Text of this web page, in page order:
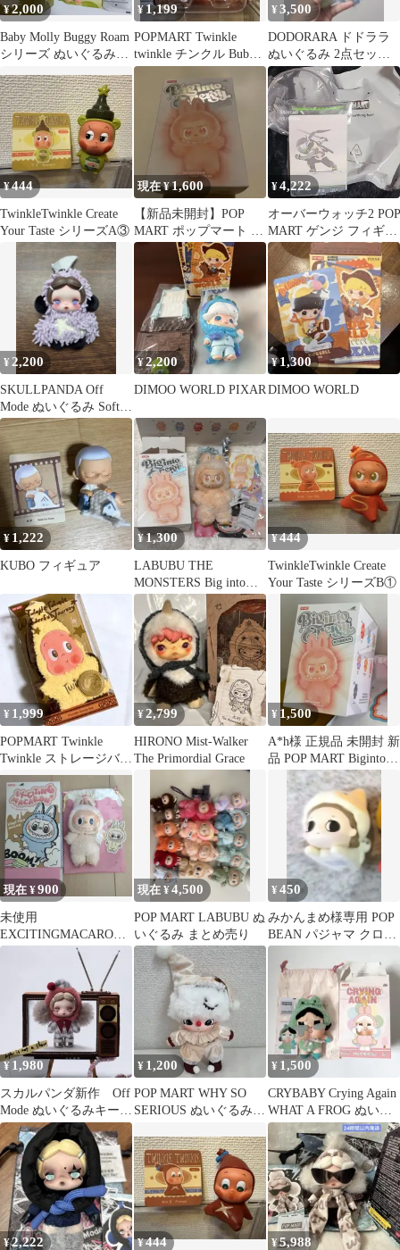
¥2,000
Baby Molly Buggy Roam
シリーズ ぬいぐるみペ
¥1,199
POPMART Twinkle
twinkle チンクル Bubble
Tea
¥3,500
DODORARA ドドララ
ぬいぐるみ 2点セット
緑 水色
¥444
TwinkleTwinkle Create
Your Taste シリーズA③
現在 ¥1,600
【新品未開封】POP
MART ポップマート エ
ナジー ラブブ
¥4,222
オーバーウォッチ2 POP
MART ゲンジ フィギュ
ア
¥ 2,200
SKULLPANDA Off
Mode ぬいぐるみ Soft
Chaos
¥2,200
DIMOO WORLD PIXAR
¥1,300
DIMOO WORLD
¥ 1,222
KUBO フィギュア
¥1,300
LABUBU THE
MONSTERS Big into
Energy
¥444
TwinkleTwinkle Create
Your Taste シリーズB①
¥ 1,999
POPMART Twinkle
Twinkle ストレージバッ
グ エコバッグ
¥2,799
HIRONO Mist-Walker
The Primordial Grace
¥ 1,500
A*h様 正規品 未開封 新
品 POP MART Biginto
Energy
現在 ¥900
未使用
EXCITINGMACARON
ぬいぐるみシリー
現在 ¥4,500
POP MART LABUBU ぬ
いぐるみ まとめ売り
¥450
みかんまめ様専用 POP
BEAN パジャマ クロス
ドレッシングシリーズ
¥ 1,980
スカルパンダ新作 Off
Mode ぬいぐるみキーホ
ルダー Mask Off
¥ 1,200
POP MART WHY SO
SERIOUS ぬいぐるみ
¥ 1,500
CRYBABY Crying Again
WHAT A FROG ぬいぐ
るみ
¥2,222 ¥444 ¥5,988